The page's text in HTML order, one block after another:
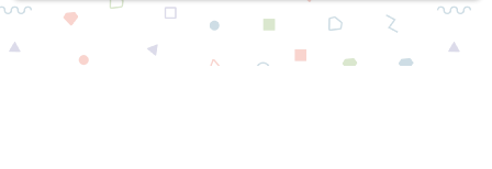
Июль и август 2020 года – самая жаркая пора не только для
отдыхающих, но и для абитуриентов! В это время СУЗы и ВУЗы
активно принимают документы от поступающих. Если вы до си